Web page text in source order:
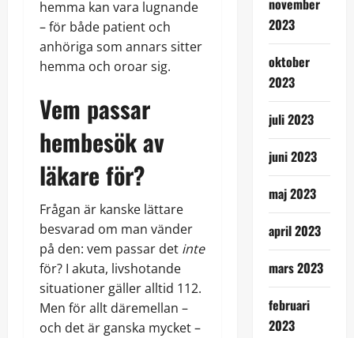
hemma kan vara lugnande
– för både patient och
anhöriga som annars sitter
hemma och oroar sig.
Vem passar
hembesök av
läkare för?
Frågan är kanske lättare
besvarad om man vänder
på den: vem passar det inte
för? I akuta, livshotande
situationer gäller alltid 112.
Men för allt däremellan –
och det är ganska mycket –
2023
oktober
2023
juli 2023
juni 2023
maj 2023
april 2023
mars 2023
februari
2023